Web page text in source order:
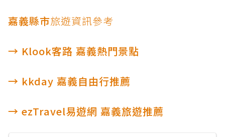
嘉義縣市旅遊資訊參考
→ Klook客路 嘉義熱門景點
→ kkday 嘉義自由行推薦
→ ezTravel易遊網 嘉義旅遊推薦